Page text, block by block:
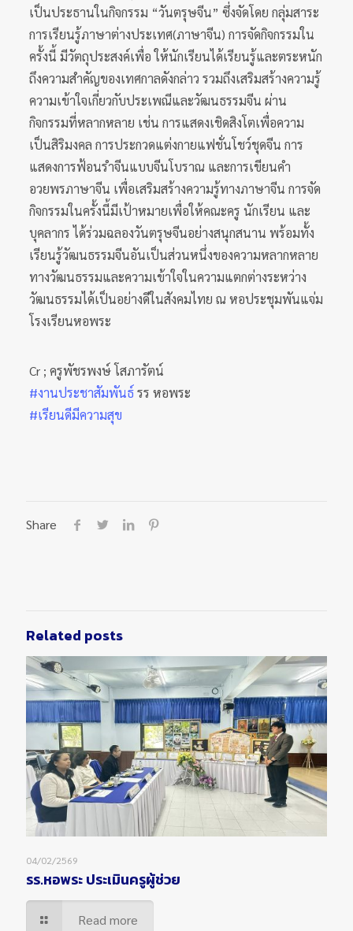
เป็นประธานในกิจกรรม “วันตรุษจีน” ซึ่งจัดโดย กลุ่มสาระ
การเรียนรู้ภาษาต่างประเทศ(ภาษาจีน) การจัดกิจกรรมใน
ครั้งนี้ มีวัตถุประสงค์เพื่อ ให้นักเรียนได้เรียนรู้และตระหนัก
ถึงความสำคัญของเทศกาลดังกล่าว รวมถึงเสริมสร้างความรู้
ความเข้าใจเกี่ยวกับประเพณีและวัฒนธรรมจีน ผ่าน
กิจกรรมที่หลากหลาย เช่น การแสดงเชิดสิงโตเพื่อความ
เป็นสิริมงคล การประกวดแต่งกายแฟชั่นโชว์ชุดจีน การ
แสดงการฟ้อนรำจีนแบบจีนโบราณ และการเขียนคำ
อวยพรภาษาจีน เพื่อเสริมสร้างความรู้ทางภาษาจีน การจัด
กิจกรรมในครั้งนี้มีเป้าหมายเพื่อให้คณะครู นักเรียน และ
บุคลากร ได้ร่วมฉลองวันตรุษจีนอย่างสนุกสนาน พร้อมทั้ง
เรียนรู้วัฒนธรรมจีนอันเป็นส่วนหนึ่งของความหลากหลาย
ทางวัฒนธรรมและความเข้าใจในความแตกต่างระหว่าง
วัฒนธรรมได้เป็นอย่างดีในสังคมไทย ณ หอประชุมพันแจ่ม
โรงเรียนหอพระ
Cr ; ครูพัชรพงษ์ โสภารัตน์
#งานประชาสัมพันธ์รร หอพระ
#เรียนดีมีความสุข
Share
Related posts
04/02/2569
รร.หอพระ ประเมินครูผู้ช่วย
Read more